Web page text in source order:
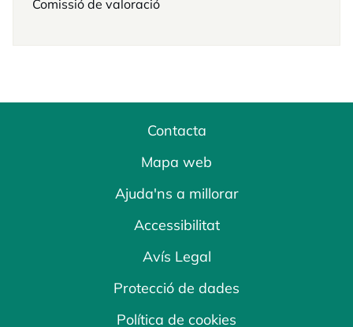
Comissió de valoració
Contacta
Mapa web
Ajuda'ns a millorar
Accessibilitat
Avís Legal
Protecció de dades
Política de cookies